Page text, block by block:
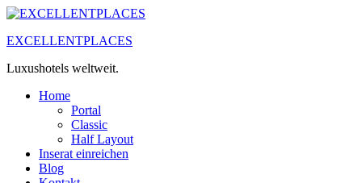
Zum
springen
EXCELLENTPLACES
Luxushotels weltweit.
Home
Portal
Classic
Half Layout
Inserat einreichen
Blog